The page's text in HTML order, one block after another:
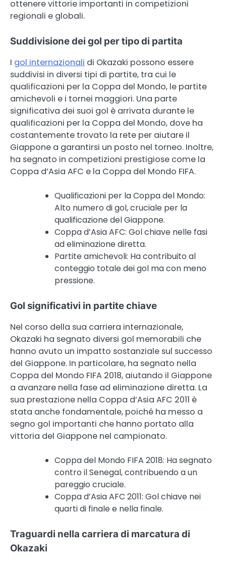
ottenere vittorie importanti in competizioni
regionali e globali.
Suddivisione dei gol per tipo di partita
I gol internazionali di Okazaki possono essere
suddivisi in diversi tipi di partite, tra cui le
qualificazioni per la Coppa del Mondo, le partite
amichevoli e i tornei maggiori. Una parte
significativa dei suoi gol è arrivata durante le
qualificazioni per la Coppa del Mondo, dove ha
costantemente trovato la rete per aiutare il
Giappone a garantirsi un posto nel torneo. Inoltre,
ha segnato in competizioni prestigiose come la
Coppa d’Asia AFC e la Coppa del Mondo FIFA.
Qualificazioni per la Coppa del Mondo:
Alto numero di gol, cruciale per la
qualificazione del Giappone.
Coppa d’Asia AFC: Gol chiave nelle fasi
ad eliminazione diretta.
Partite amichevoli: Ha contribuito al
conteggio totale dei gol ma con meno
pressione.
Gol significativi in partite chiave
Nel corso della sua carriera internazionale,
Okazaki ha segnato diversi gol memorabili che
hanno avuto un impatto sostanziale sul successo
del Giappone. In particolare, ha segnato nella
Coppa del Mondo FIFA 2018, aiutando il Giappone
a avanzare nella fase ad eliminazione diretta. La
sua prestazione nella Coppa d’Asia AFC 2011 è
stata anche fondamentale, poiché ha messo a
segno gol importanti che hanno portato alla
vittoria del Giappone nel campionato.
Coppa del Mondo FIFA 2018: Ha segnato
contro il Senegal, contribuendo a un
pareggio cruciale.
Coppa d’Asia AFC 2011: Gol chiave nei
quarti di finale e nella finale.
Traguardi nella carriera di marcatura di
Okazaki